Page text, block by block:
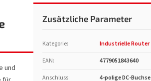
und
Zusätzliche Parameter
Kategorie:
Industrielle Router
EAN:
4779051843640
Anschluss:
4-polige DC-Buchse